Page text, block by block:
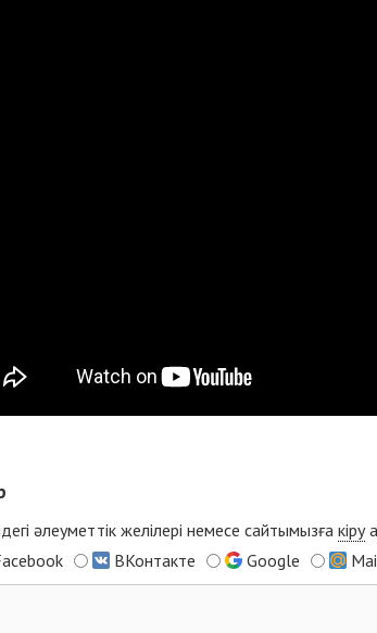
әлеуметтік желілері немесе сайтымызға кіру
ВКонтакте Google